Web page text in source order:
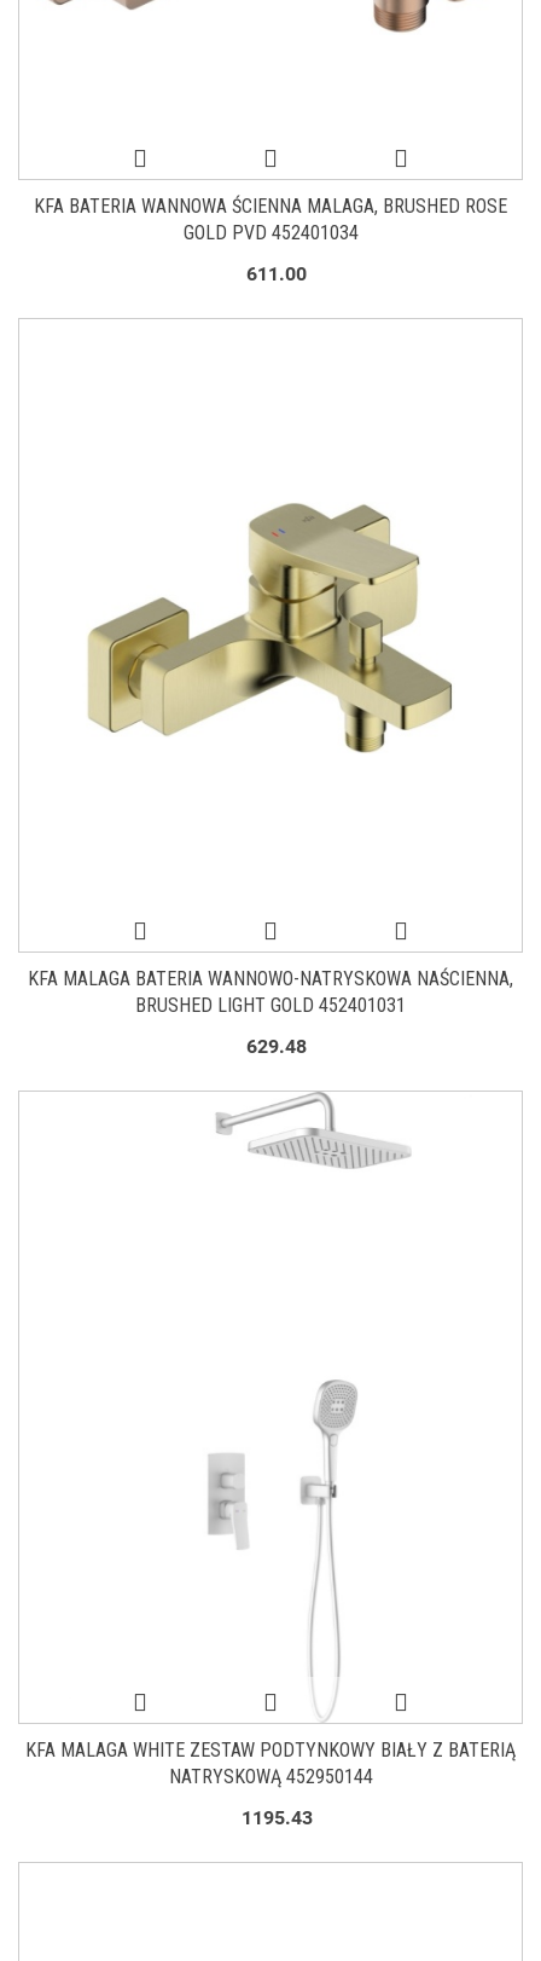
KFA BATERIA WANNOWA ŚCIENNA MALAGA, BRUSHED ROSE
GOLD PVD 452401034
611.00
KFA MALAGA BATERIA WANNOWO-NATRYSKOWA NAŚCIENNA,
BRUSHED LIGHT GOLD 452401031
629.48
KFA MALAGA WHITE ZESTAW PODTYNKOWY BIAŁY Z BATERIĄ
NATRYSKOWĄ 452950144
1195.43